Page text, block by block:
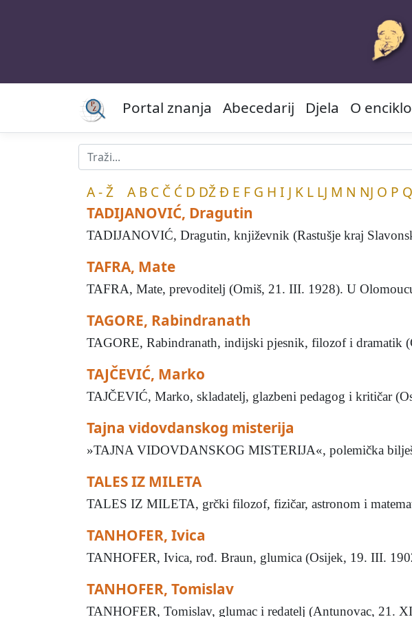
Portal znanja Abecedarij Djela O
A - Ž A B C Č Ć D DŽĐ E F G H I J K L LJ M N NJ O P Q
TADIJANOVIĆ, Dragutin
TADIJANOVIĆ, Dragutin, književnik (Rastušje kraj
TAFRA, Mate
TAFRA, Mate, prevoditelj (Omiš, 21. III. 1928). U
TAGORE, Rabindranath
TAGORE, Rabindranath, indijski pjesnik, filozof i dramatik
TAJČEVIĆ, Marko
TAJČEVIĆ, Marko, skladatelj, glazbeni pedagog i kritičar
Tajna vidovdanskog misterija
»TAJNA VIDOVDANSKOG MISTERIJA«, polemička
TALES IZ MILETA
TALES IZ MILETA, grčki filozof, fizičar, astronom i
TANHOFER, Ivica
TANHOFER, Ivica, rođ. Braun, glumica (Osijek, 19. III.
TANHOFER, Tomislav
TANHOFER, Tomislav, glumac i redatelj (Antunovac, 21.